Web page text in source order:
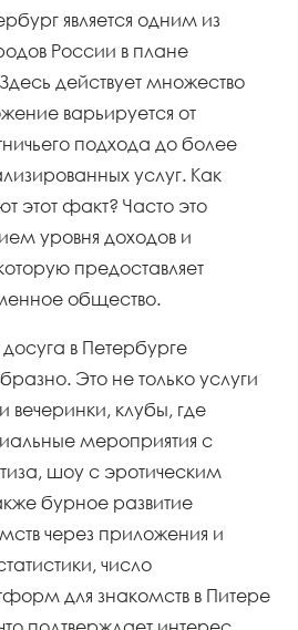
является одним из
России в плане
действует множество
варьируется от
подхода до более
услуг. Как
этот факт? Часто это
уровня доходов и
предоставляет
общество.
в Петербурге
Это не только услуги
вечеринки, клубы, где
мероприятия с
шоу с эротическим
бурное развитие
через приложения и
число
для знакомств в Питере